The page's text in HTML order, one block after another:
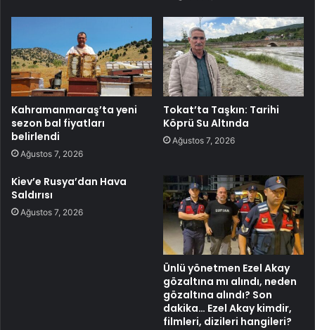
Kahramanmaraş’ta yeni
sezon bal fiyatları
belirlendi
Ağustos 7, 2026
Tokat’ta Taşkın: Tarihi
Köprü Su Altında
Ağustos 7, 2026
Kiev’e Rusya’dan Hava
Saldırısı
Ağustos 7, 2026
Ünlü yönetmen Ezel Akay
gözaltına mı alındı, neden
gözaltına alındı? Son
dakika… Ezel Akay kimdir,
filmleri, dizileri hangileri?